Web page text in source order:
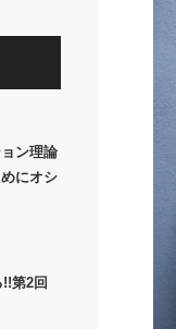
ン理論
にオシ
第2回